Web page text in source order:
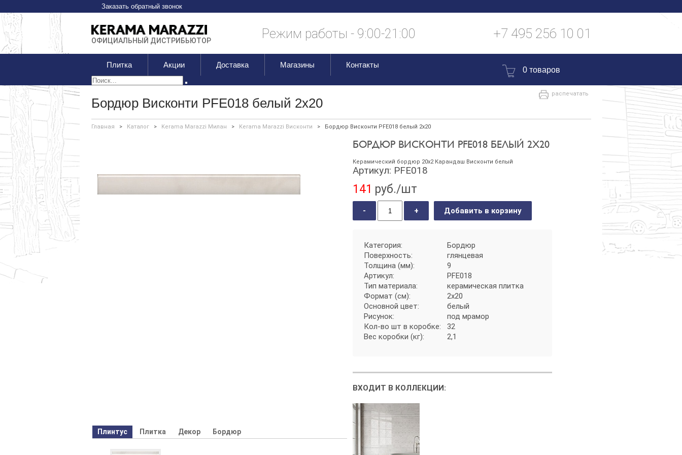
Заказать обратный звонок
ОФИЦИАЛЬНЫЙ ДИСТРИБЬЮТОР Режим работы - 9:00-21:00 +7 495 256 10 01
Плитка Акции Доставка Магазины Контакты
0 товаров
Бордюр Висконти PFE018 белый 2х20
распечатать
Главная > Каталог > Kerama Marazzi Милан > Kerama Marazzi Висконти > Бордюр Висконти PFE018 белый 2х20
Плинтус Плитка Декор Бордюр
БОРДЮР ВИСКОНТИ PFE018 БЕЛЫЙ 2Х20
Керамический бордюр 20х2 Карандаш Висконти белый
Артикул: PFE018
141 руб./шт
- + Добавить в корзину
Категория:
Бордюр
Поверхность:
глянцевая
Толщина (мм):
9
Артикул:
PFE018
Тип материала:
керамическая плитка
Формат (см):
2х20
Основной цвет:
белый
Рисунок:
под мрамор
Кол-во шт в коробке:
32
Вес коробки (кг):
2,1
ВХОДИТ В КОЛЛЕКЦИИ: